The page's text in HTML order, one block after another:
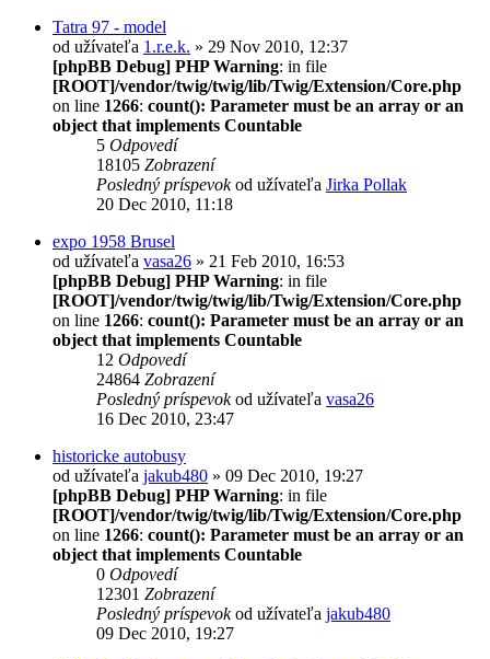
Tatra 97 - model
od užívateľa 1.r.e.k. » 29 Nov 2010, 12:37
[phpBB Debug] PHP Warning: in file
[ROOT]/vendor/twig/twig/lib/Twig/Extension/Core.php
on line 1266: count(): Parameter must be an array or an
object that implements Countable
5 Odpovedí
18105 Zobrazení
Posledný príspevokod užívateľa Jirka Pollak
20 Dec 2010, 11:18
expo 1958 Brusel
od užívateľa vasa26 » 21 Feb 2010, 16:53
[phpBB Debug] PHP Warning: in file
[ROOT]/vendor/twig/twig/lib/Twig/Extension/Core.php
on line 1266: count(): Parameter must be an array or an
object that implements Countable
12 Odpovedí
24864 Zobrazení
Posledný príspevokod užívateľa vasa26
16 Dec 2010, 23:47
historicke autobusy
od užívateľa jakub480 » 09 Dec 2010, 19:27
[phpBB Debug] PHP Warning: in file
[ROOT]/vendor/twig/twig/lib/Twig/Extension/Core.php
on line 1266: count(): Parameter must be an array or an
object that implements Countable
0 Odpovedí
12301 Zobrazení
Posledný príspevokod užívateľa jakub480
09 Dec 2010, 19:27